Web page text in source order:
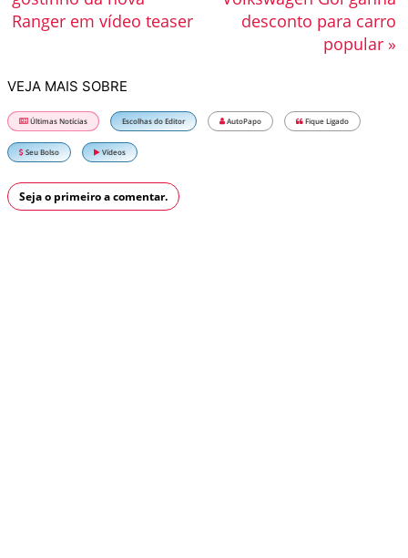
desconto para carro
popular »
Ranger em vídeo teaser
VEJA MAIS SOBRE
Últimas Notícias Escolhas do Editor AutoPapo Fique Ligado
Seu Bolso Vídeos
Seja o primeiro a comentar.